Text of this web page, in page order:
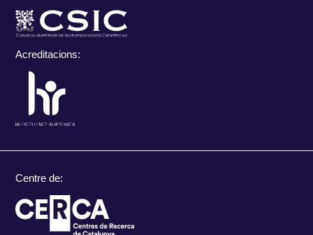
Acreditacions:
Centre de: